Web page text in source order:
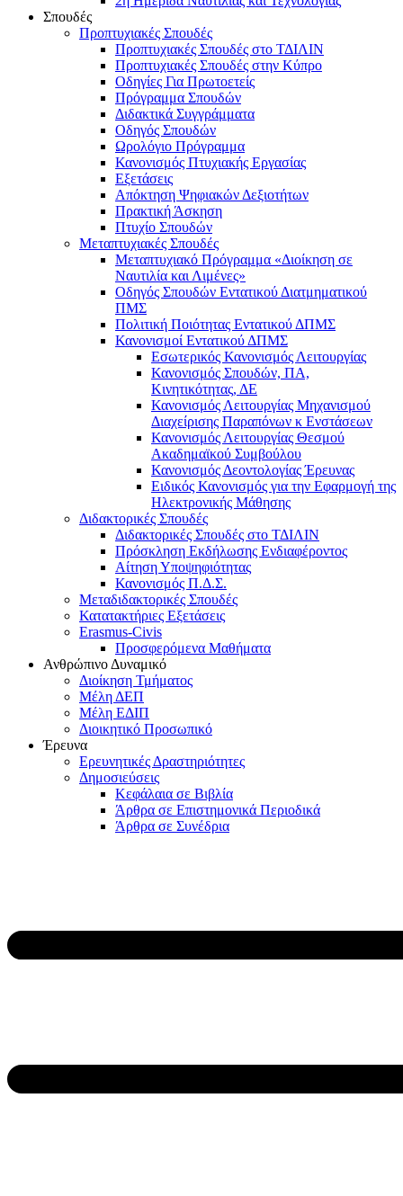
Σπουδές
Προπτυχιακές Σπουδές
Προπτυχιακές Σπουδές στο ΤΔΙΛΙΝ
Προπτυχιακές Σπουδές στην Κύπρο
Οδηγίες Για Πρωτοετείς
Πρόγραμμα Σπουδών
Διδακτικά Συγγράμματα
Οδηγός Σπουδών
Ωρολόγιο Πρόγραμμα
Κανονισμός Πτυχιακής Εργασίας
Εξετάσεις
Απόκτηση Ψηφιακών Δεξιοτήτων
Πρακτική Άσκηση
Πτυχίο Σπουδών
Μεταπτυχιακές Σπουδές
Μεταπτυχιακό Πρόγραμμα «Διοίκηση σε
Ναυτιλία και Λιμένες»
Οδηγός Σπουδών Εντατικού Διατμηματικού
ΠΜΣ
Πολιτική Ποιότητας Εντατικού ΔΠΜΣ
Κανονισμοί Εντατικού ΔΠΜΣ
Εσωτερικός Κανονισμός Λειτουργίας
Κανονισμός Σπουδών, ΠΑ,
Κινητικότητας, ΔΕ
Κανονισμός Λειτουργίας Μηχανισμού
Διαχείρισης Παραπόνων κ Ενστάσεων
Κανονισμός Λειτουργίας Θεσμού
Ακαδημαϊκού Συμβούλου
Κανονισμός Δεοντολογίας Έρευνας
Ειδικός Κανονισμός για την Εφαρμογή της
Ηλεκτρονικής Μάθησης
Διδακτορικές Σπουδές
Διδακτορικές Σπουδές στο ΤΔΙΛΙΝ
Πρόσκληση Εκδήλωσης Ενδιαφέροντος
Αίτηση Υποψηφιότητας
Κανονισμός Π.Δ.Σ.
Μεταδιδακτορικές Σπουδές
Κατατακτήριες Εξετάσεις
Erasmus-Civis
Προσφερόμενα Μαθήματα
Ανθρώπινο Δυναμικό
Διοίκηση Τμήματος
Μέλη ΔΕΠ
Μέλη ΕΔΙΠ
Διοικητικό Προσωπικό
Έρευνα
Ερευνητικές Δραστηριότητες
Δημοσιεύσεις
Κεφάλαια σε Βιβλία
Άρθρα σε Επιστημονικά Περιοδικά
Άρθρα σε Συνέδρια